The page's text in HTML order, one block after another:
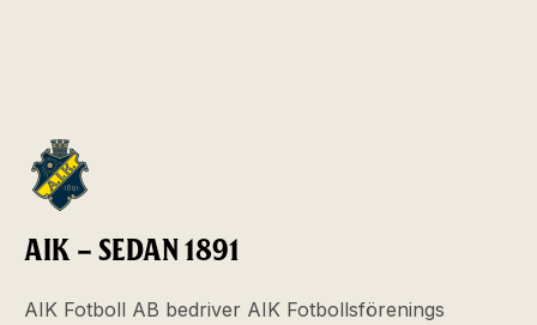
AIK – SEDAN 1891
AIK Fotboll AB bedriver AIK Fotbollsförenings